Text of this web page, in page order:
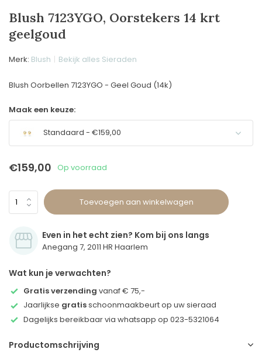
Blush 7123YGO, Oorstekers 14 krt
geelgoud
Merk: Blush Bekijk alles Sieraden
Blush Oorbellen 7123YGO - Geel Goud (14k)
Maak een keuze:
Standaard - €159,00
€159,00 Op voorraad
Toevoegen aan winkelwagen
Even in het echt zien? Kom bij ons langs
Anegang 7, 2011 HR Haarlem
Wat kun je verwachten?
Gratis verzending vanaf € 75,-
Jaarlijkse gratisschoonmaakbeurt op uw sieraad
Dagelijks bereikbaar via whatsapp op 023-5321064
Productomschrijving